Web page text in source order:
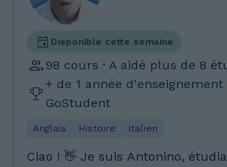
Disponible cette semaine
98 cours · A aidé plus de 8
+ de 1 année d'enseignement
GoStudent
Anglais Histoire Italien
Ciao ! 👋 Je suis Antonino,